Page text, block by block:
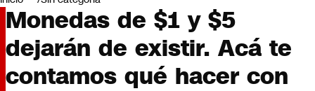
Deportes
Programas completos
Cultura
Servicios
Bits
Monedas de $1 y $5
dejarán de existir. Acá te
contamos qué hacer con